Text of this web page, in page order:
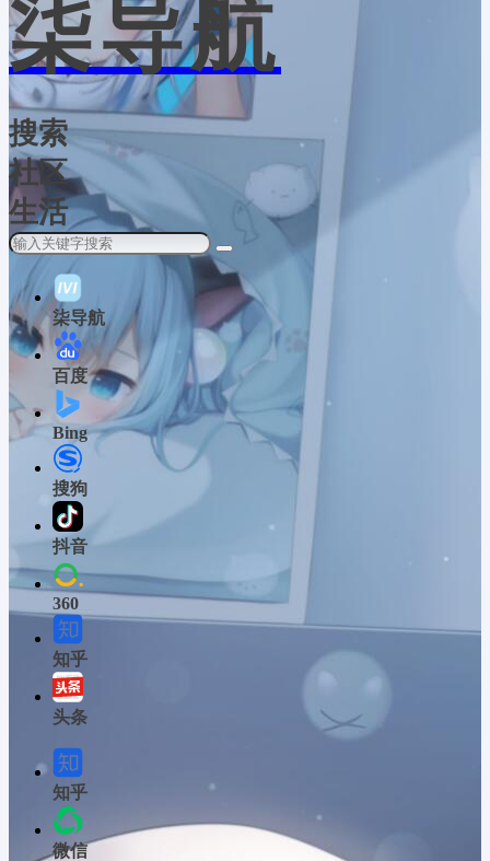
柒导航
搜索
社区
生活
柒导航
百度
Bing
搜狗
抖音
360
知乎
头条
知乎
微信